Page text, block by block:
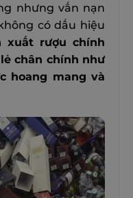
nhưng vấn nạn
có dấu hiệu
xuất rượu chính
chân chính như
hoang mang và